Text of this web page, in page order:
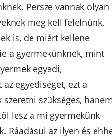
Persze vannak olyan
meg kell felelnünk,
is, de miért kellene
a gyermekünknek, mint
egyedi,
egyediséget, ezt a
szükséges,
lesz a mi gyermekünk
Ráadásul az ilyen és